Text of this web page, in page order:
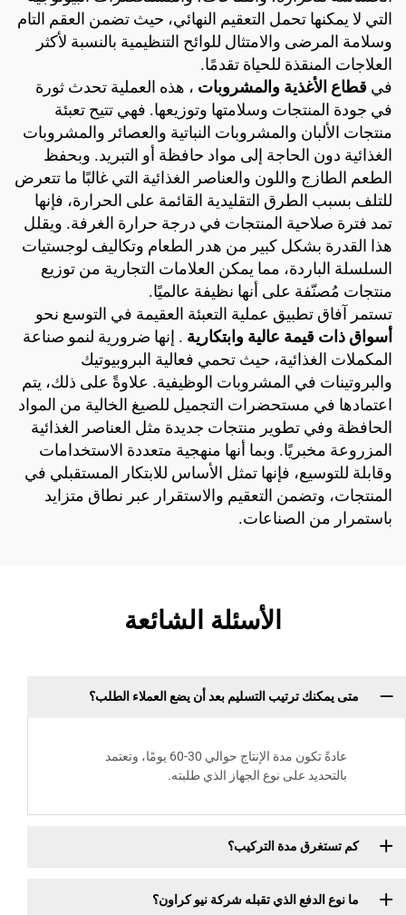
التي لا يمكنها تحمل التعقيم النهائي، حيث تضمن العقم التام
وسلامة المرضى والامتثال للوائح التنظيمية بالنسبة لأكثر
العلاجات المنقذة للحياة تقدمًا.
في قطاع الأغذية والمشروبات ، هذه العملية تحدث ثورة
في جودة المنتجات وسلامتها وتوزيعها. فهي تتيح تعبئة
منتجات الألبان والمشروبات النباتية والعصائر والمشروبات
الغذائية دون الحاجة إلى مواد حافظة أو التبريد. وبحفظ
الطعم الطازج واللون والعناصر الغذائية التي غالبًا ما تتعرض
للتلف بسبب الطرق التقليدية القائمة على الحرارة، فإنها
تمد فترة صلاحية المنتجات في درجة حرارة الغرفة. ويقلل
هذا القدرة بشكل كبير من هدر الطعام وتكاليف لوجستيات
السلسلة الباردة، مما يمكن العلامات التجارية من توزيع
منتجات مُصنّفة على أنها نظيفة عالميًا.
تستمر آفاق تطبيق عملية التعبئة العقيمة في التوسع نحو
أسواق ذات قيمة عالية وابتكارية . إنها ضرورية لنمو صناعة
المكملات الغذائية، حيث تحمي فعالية البروبيوتيك
والبروتينات في المشروبات الوظيفية. علاوةً على ذلك، يتم
اعتمادها في مستحضرات التجميل للصيغ الخالية من المواد
الحافظة وفي تطوير منتجات جديدة مثل العناصر الغذائية
المزروعة مخبريًا. وبما أنها منهجية متعددة الاستخدامات
وقابلة للتوسيع، فإنها تمثل الأساس للابتكار المستقبلي في
المنتجات، وتضمن التعقيم والاستقرار عبر نطاق متزايد
باستمرار من الصناعات.
الأسئلة الشائعة
متى يمكنك ترتيب التسليم بعد أن يضع العملاء الطلب؟
عادةً تكون مدة الإنتاج حوالي 30-60 يومًا، وتعتمد
بالتحديد على نوع الجهاز الذي طلبته.
كم تستغرق مدة التركيب؟
ما نوع الدفع الذي تقبله شركة نيو كراون؟